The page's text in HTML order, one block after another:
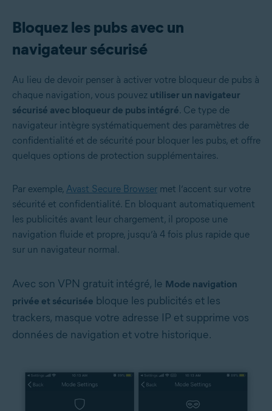
Bloquez les pubs avec un
navigateur sécurisé
Au lieu de devoir penser à activer votre bloqueur de pubs à
chaque navigation, vous pouvez utiliser un navigateur
sécurisé avec bloqueur de pubs intégré. Ce type de
navigateur intègre systématiquement des paramètres de
confidentialité et de sécurité pour bloquer les pubs, et offre
quelques options de protection supplémentaires.
Par exemple, Avast Secure Browser met l’accent sur votre
sécurité et confidentialité. En bloquant automatiquement
les publicités avant leur chargement, il propose une
navigation fluide et propre, jusqu’à 4 fois plus rapide que
sur un navigateur normal.
Avec son VPN gratuit intégré, le Mode navigation
privée et sécurisée bloque les publicités et les
trackers, masque votre adresse IP et supprime vos
données de navigation et votre historique.